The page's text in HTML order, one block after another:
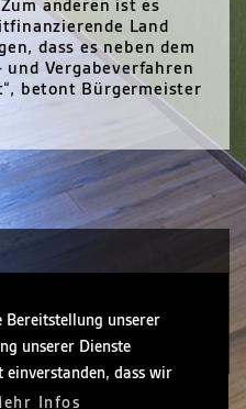
Bereitstellung unserer
unserer Dienste
dass wir
Infos
anderen ist es
Land
dass es neben dem
und Vergabeverfahren
betont Bürgermeister
Platz 6 / Hanau